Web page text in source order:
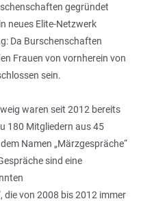
gegründet
neues Elite-Netzwerk
Da Burschenschaften
Frauen von vornherein von
sein.
waren seit 2012 bereits
180 Mitgliedern aus 45
Namen „Märzgespräche“
sind eine
die von 2008 bis 2012 immer